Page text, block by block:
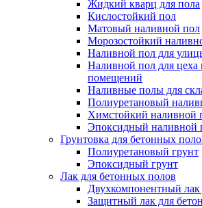
Жидкий кварц для пола
Кислостойкий пол
Матовый наливной пол
Морозостойкий
Наливной пол для
Наливной пол для цеха
помещений
Наливные полы для
Полиуретановый
Химстойкий наливной
Эпоксидный наливной
Грунтовка для бетонных
Полиуретановый грунт
Эпоксидный грунт
Лак для бетонных полов
Двухкомпонентный лак
Защитный лак для